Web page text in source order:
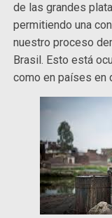
de las grandes
permitiendo una
nuestro proceso
Brasil. Esto está
como en países en